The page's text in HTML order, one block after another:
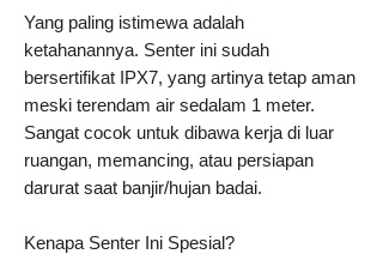
Yang paling istimewa adalah
ketahanannya. Senter ini sudah
bersertifikat IPX7, yang artinya tetap aman
meski terendam air sedalam 1 meter.
Sangat cocok untuk dibawa kerja di luar
ruangan, memancing, atau persiapan
darurat saat banjir/hujan badai.
Kenapa Senter Ini Spesial?